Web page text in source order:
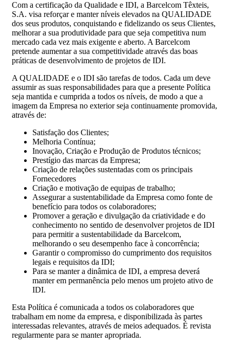
Com a certificação da Qualidade e IDI, a Barcelcom Têxteis,
S.A. visa reforçar e manter níveis elevados na QUALIDADE
dos seus produtos, conquistando e fidelizando os seus Clientes,
melhorar a sua produtividade para que seja competitiva num
mercado cada vez mais exigente e aberto. A Barcelcom
pretende aumentar a sua competitividade através das boas
práticas de desenvolvimento de projetos de IDI.
A QUALIDADE e o IDI são tarefas de todos. Cada um deve
assumir as suas responsabilidades para que a presente Política
seja mantida e cumprida a todos os níveis, de modo a que a
imagem da Empresa no exterior seja continuamente promovida,
através de:
Satisfação dos Clientes;
Melhoria Contínua;
Inovação, Criação e Produção de Produtos técnicos;
Prestígio das marcas da Empresa;
Criação de relações sustentadas com os principais
Fornecedores
Criação e motivação de equipas de trabalho;
Assegurar a sustentabilidade da Empresa como fonte de
benefício para todos os colaboradores;
Promover a geração e divulgação da criatividade e do
conhecimento no sentido de desenvolver projetos de IDI
para permitir a sustentabilidade da Barcelcom,
melhorando o seu desempenho face à concorrência;
Garantir o compromisso do cumprimento dos requisitos
legais e requisitos da IDI;
Para se manter a dinâmica de IDI, a empresa deverá
manter em permanência pelo menos um projeto ativo de
IDI.
Esta Política é comunicada a todos os colaboradores que
trabalham em nome da empresa, e disponibilizada às partes
interessadas relevantes, através de meios adequados. É revista
regularmente para se manter apropriada.